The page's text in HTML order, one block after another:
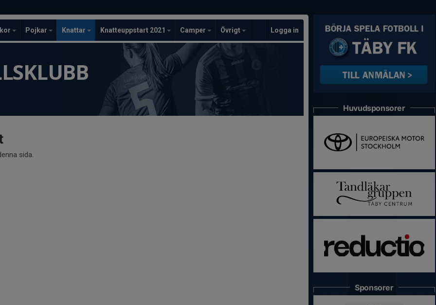
Pojkar Knattar Knatteuppstart 2021 Camper Övrigt Logga in
sida.
Huvudsponsorer
Sponsorer